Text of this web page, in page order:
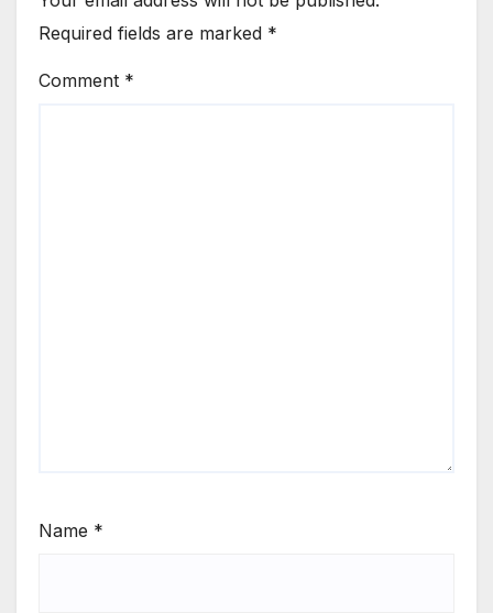
Required fields are marked *
Comment *
Name *